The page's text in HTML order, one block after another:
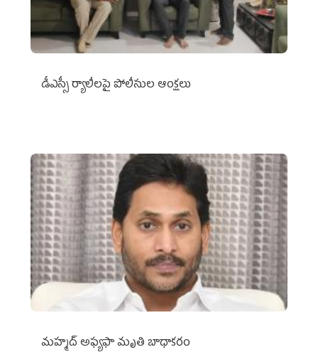
డీఎస్సీ ర్యాలీలపై పోలీసుల ఆంక్షలు
మహ్మద్‌ అఫ్యఫా మృతి బాధాకరం